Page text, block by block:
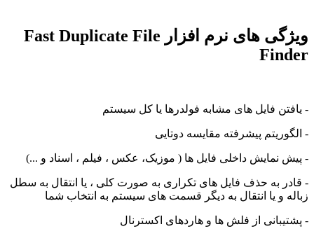
ویژگی های نرم افزار Fast Duplicate File
فایل های مشابه فولدرها یا کل سیستم
پیشرفته مقایسه دوتایی
نمایش داخلی فایل ها ( موزیک، عکس ، فیلم ، اسناد و ...)
به حذف فایل های تکراری به صورت کلی ، یا انتقال به سطل
و یا انتقال به دیگر قسمت های سیستم به انتخاب شما
از فلش ها و هاردهای اکسترنال